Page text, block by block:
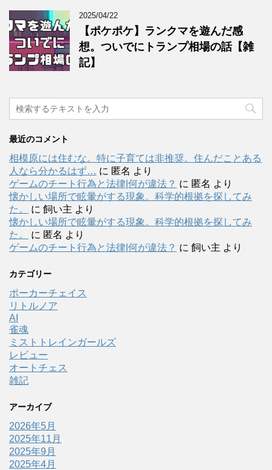
2025/04/22
【ポケポケ】ランクマを遊んだ感
想。ついでにトランプ相場の話【雑
記】
最近のコメント
相模原には住むな。特に子育ては非推奨。住んだことある
人なら分かるはず… に 匿名 より
ゲームのチート行為と法律|何が違法？ に 匿名 より
懐かしい場所で眩暈がする現象。科学的根拠を探してみ
た。
に 飼い主 より
懐かしい場所で眩暈がする現象。科学的根拠を探してみ
た。
に 匿名 より
ゲームのチート行為と法律|何が違法？ に 飼い主 より
カテゴリー
ポーカーチェイス
リトルノア
AI
雀魂
ミストトレインガールズ
レビュー
オートチェス
雑記
アーカイブ
2026年5月
2025年11月
2025年9月
2025年4月